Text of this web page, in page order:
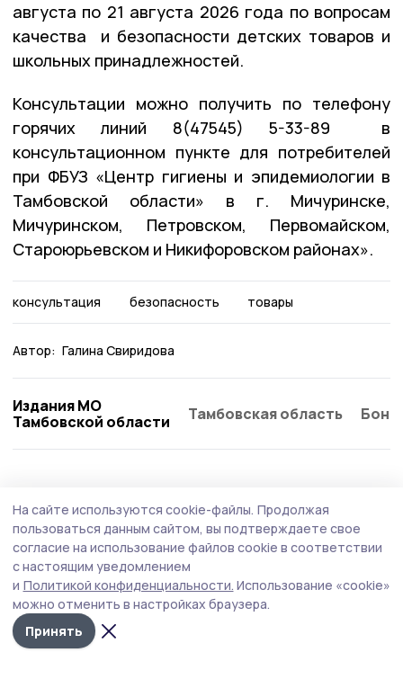
августа по 21 августа 2026 года по вопросам
качества и безопасности детских товаров и
школьных принадлежностей.
Консультации можно получить по телефону
горячих линий 8(47545) 5-33-89 в
консультационном пункте для потребителей
при ФБУЗ «Центр гигиены и эпидемиологии в
Тамбовской области» в г. Мичуринске,
Мичуринском, Петровском, Первомайском,
Староюрьевском и Никифоровском районах».
консультация безопасность товары
Автор: Галина Свиридова
Издания МО
Тамбовской области
Тамбовская область
Клуб «Тепло маминых рук» открыли в
Мичуринском округе
Клуб стал седьмой площадкой, созданной в
муниципалитетах Тамбовской области по инициативе
филиала фонда «Защитники Отечества».
На сайте используются cookie-файлы. Продолжая
пользоваться данным сайтом, вы подтверждаете свое
согласие на использование файлов cookie в соответствии
с настоящим уведомлением
и Политикой конфиденциальности. Использование «cookie»
можно отменить в настройках браузера.
Принять